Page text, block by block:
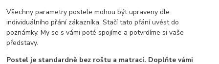
Všechny parametry postele mohou být upraveny dle
individuálního přání zákazníka. Stačí tato přání uvést do
poznámky. My se s vámi poté spojíme a potvrdíme si vaše
představy.
Postel je standardně bez roštu a matrací. Doplňte vámi